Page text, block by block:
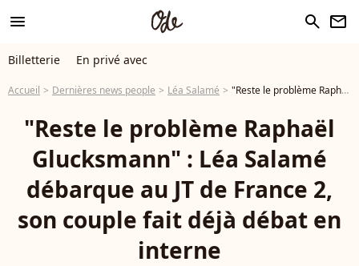
menu search newsletter
Billetterie En privé avec
Accueil Dernières news people Léa Salamé "Reste le problème Raphaël Glucksmann" : Léa Salamé débarque au JT de France 2, son couple fait déjà débat en interne
"Reste le problème Raphaël
Glucksmann" : Léa Salamé
débarque au JT de France 2,
son couple fait déjà débat en
interne